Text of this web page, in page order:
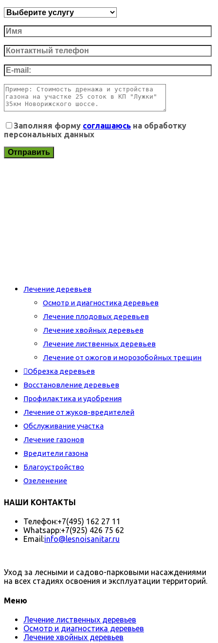
Заполняя форму соглашаюсь на обработку
персональных данных
Лечение деревьев
Осмотр и диагностика деревьев
Лечение плодовых деревьев
Лечение хвойных деревьев
Лечение лиственных деревьев
Лечение от ожогов и морозобойных трещин
Обрезка деревьев
Восстановление деревьев
Профилактика и удобрения
Лечение от жуков-вредителей
Обслуживание участка
Лечение газонов
Вредители газона
Благоустройство
Озеленение
НАШИ КОНТАКТЫ
Телефон:+7(495) 162 27 11
Whatsapp:+7(925) 426 75 62
Email:info@lesnoisanitar.ru
Уход за лесными и садово-парковыми насаждениями
на всех стадиях освоения и эксплуатации территорий.
Меню
Лечение лиственных деревьев
Осмотр и диагностика деревьев
Лечение хвойных деревьев